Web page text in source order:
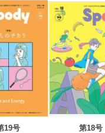
19号 第18号